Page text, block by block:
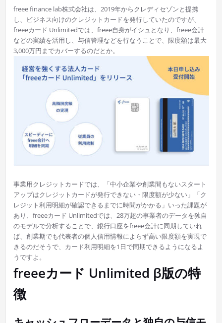
freee finance lab株式会社は、2019年からクレディセゾンと提携
し、ビジネス向けのクレジットカードを発行していたのですが、
freeeカード Unlimitedでは、freee自身がイシュとなり、freee会計
などの実績を活用し、与信管理などを行なうことで、限度額は最大
3,000万円までカバーするのだとか。
事業用クレジットカードでは、「中小企業や創業間もないスタート
アップはクレジットカードが発行できない・限度額が少ない」「ク
レジット利用明細が確認できるまでに時間がかかる」いった課題が
あり、freeeカード Unlimitedでは、28万超の事業者のデータを独自
のモデルで分析することで、銀行口座をfreee会計に同期していれ
ば、創業期でも代表者の個人信用情報によらず高い限度額を実現で
きるのだそうで、カード利用明細を1日で同期できるようになるよ
うですよ。
freeeカード Unlimited β版の特
徴